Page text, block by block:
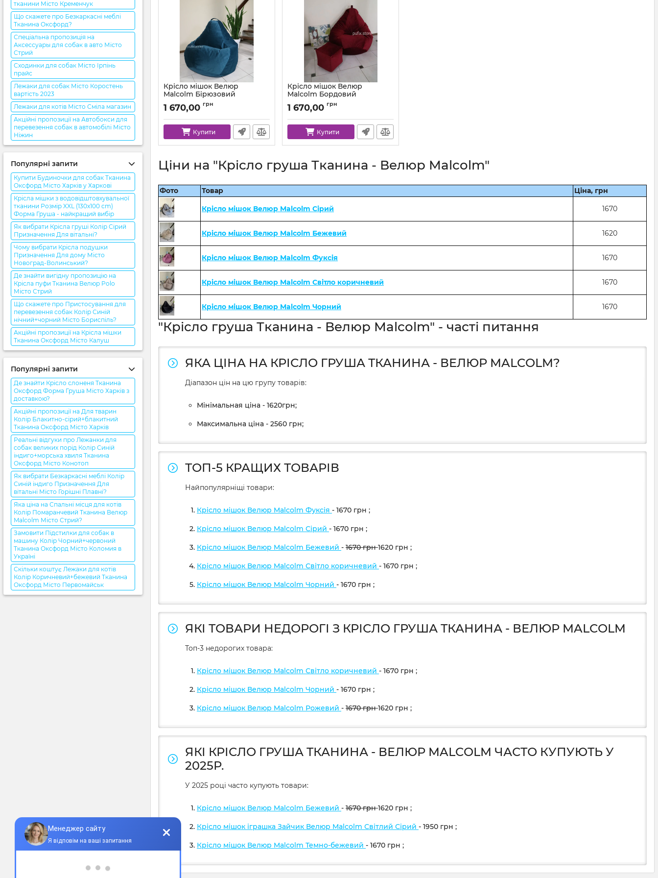
тканини Місто Кременчук
Що скажете про Безкаркасні меблі
Тканина Оксфорд?
Спеціальна пропозиція на
Аксессуары для собак в авто Місто
Стрий
Сходинки для собак Місто Ірпінь
прайс
Лежаки для собак Місто Коростень
вартість 2023
Лежаки для котів Місто Сміла магазин
Акційні пропозиції на Автобокси для
перевезення собак в автомобілі Місто
Ніжин
Популярні запити
Купити Будиночки для собак Тканина
Оксфорд Місто Харків у Харкові
Крісла мішки з водовідштовхувальної
тканини Розмір XXL (130x100 cm)
Форма Груша - найкращий вибір
Як вибрати Крісла груші Колір Сірий
Призначення Для вітальні?
Чому вибрати Крісла подушки
Призначення Для дому Місто
Новоград-Волинський?
Де знайти вигідну пропозицію на
Крісла пуфи Тканина Велюр Polo
Місто Стрий
Що скажете про Пристосування для
перевезення собак Колір Синій
нічний+чорний Місто Бориспіль?
Акційні пропозиції на Крісла мішки
Тканина Оксфорд Місто Калуш
Популярні запити
Де знайти Крісло слоненя Тканина
Оксфорд Форма Груша Місто Харків з
доставкою?
Акційні пропозиції на Для тварин
Колір Блакитно-сірий+блакитний
Тканина Оксфорд Місто Харків
Реальні відгуки про Лежанки для
собак великих порід Колір Синій
індиго+морська хвиля Тканина
Оксфорд Місто Конотоп
Як вибрати Безкаркасні меблі Колір
Синій індиго Призначення Для
вітальні Місто Горішні Плавні?
Яка ціна на Спальні місця для котів
Колір Помаранчевий Тканина Велюр
Malcolm Місто Стрий?
Замовити Підстилки для собак в
машину Колір Чорний+червоний
Тканина Оксфорд Місто Коломия в
Україні
Скільки коштує Лежаки для котів
Колір Коричневий+бежевий Тканина
Оксфорд Місто Первомайськ
Крісло мішок Велюр
Malcolm Бірюзовий
Артикул: km-malcolm-17-l
1 670,00 грн
Купити
Крісло мішок Велюр
Malcolm Бордовий
Артикул: km-malcolm-65-l
1 670,00 грн
Купити
Ціни на "Крісло груша Тканина - Велюр Malcolm"
Фото Товар Ціна, грн
Крісло мішок Велюр Malcolm Сірий 1670
Крісло мішок Велюр Malcolm Бежевий 1620
Крісло мішок Велюр Malcolm Фуксія 1670
Крісло мішок Велюр Malcolm Світло коричневий 1670
Крісло мішок Велюр Malcolm Чорний 1670
"Крісло груша Тканина - Велюр Malcolm" - часті питання
ЯКА ЦІНА НА КРІСЛО ГРУША ТКАНИНА - ВЕЛЮР MALCOLM?
Діапазон цін на цю групу товарів:
Мінімальная ціна - 1620грн;
Максимальна ціна - 2560 грн;
ТОП-5 КРАЩИХ ТОВАРІВ
Найпопулярніщі товари:
Крісло мішок Велюр Malcolm Фуксія - 1670 грн ;
Крісло мішок Велюр Malcolm Сірий - 1670 грн ;
Крісло мішок Велюр Malcolm Бежевий - 1670грн1620 грн ;
Крісло мішок Велюр Malcolm Світло коричневий - 1670 грн ;
Крісло мішок Велюр Malcolm Чорний - 1670 грн ;
ЯКІ ТОВАРИ НЕДОРОГІ З КРІСЛО ГРУША ТКАНИНА - ВЕЛЮР MALCOLM
Топ-3 недорогих товара:
Крісло мішок Велюр Malcolm Світло коричневий - 1670 грн ;
Крісло мішок Велюр Malcolm Чорний - 1670 грн ;
Крісло мішок Велюр Malcolm Рожевий - 1670грн1620 грн ;
ЯКІ КРІСЛО ГРУША ТКАНИНА - ВЕЛЮР MALCOLM ЧАСТО КУПУЮТЬ У
2025Р.
У 2025 році часто купують товари:
Крісло мішок Велюр Malcolm Бежевий - 1670грн1620 грн ;
Крісло мішок іграшка Зайчик Велюр Malcolm Світлий Сірий - 1950 грн ;
Крісло мішок Велюр Malcolm Темно-бежевий - 1670 грн ;